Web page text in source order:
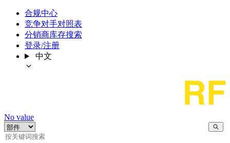
合规中心
竞争对手对照表
分销商库存搜索
登录/注册
中文
No value